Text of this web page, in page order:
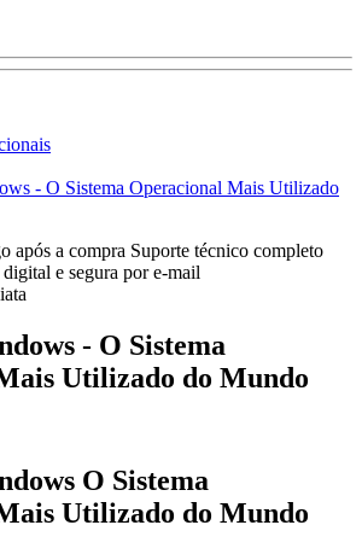
- O Sistema Operacional Mais Utilizado
após a compra Suporte técnico completo
e segura por e-mail
- O Sistema
Utilizado do Mundo
O Sistema
Utilizado do Mundo